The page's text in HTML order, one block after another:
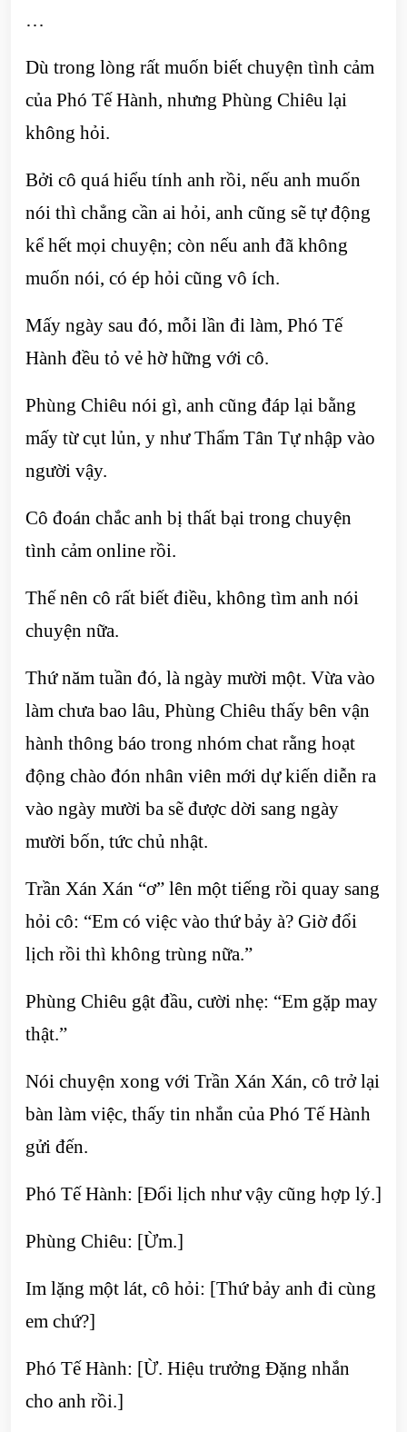
…
Dù trong lòng rất muốn biết chuyện tình cảm
của Phó Tế Hành, nhưng Phùng Chiêu lại
không hỏi.
Bởi cô quá hiểu tính anh rồi, nếu anh muốn
nói thì chẳng cần ai hỏi, anh cũng sẽ tự động
kể hết mọi chuyện; còn nếu anh đã không
muốn nói, có ép hỏi cũng vô ích.
Mấy ngày sau đó, mỗi lần đi làm, Phó Tế
Hành đều tỏ vẻ hờ hững với cô.
Phùng Chiêu nói gì, anh cũng đáp lại bằng
mấy từ cụt lủn, y như Thẩm Tân Tự nhập vào
người vậy.
Cô đoán chắc anh bị thất bại trong chuyện
tình cảm online rồi.
Thế nên cô rất biết điều, không tìm anh nói
chuyện nữa.
Thứ năm tuần đó, là ngày mười một. Vừa vào
làm chưa bao lâu, Phùng Chiêu thấy bên vận
hành thông báo trong nhóm chat rằng hoạt
động chào đón nhân viên mới dự kiến diễn ra
vào ngày mười ba sẽ được dời sang ngày
mười bốn, tức chủ nhật.
Trần Xán Xán “ơ” lên một tiếng rồi quay sang
hỏi cô: “Em có việc vào thứ bảy à? Giờ đổi
lịch rồi thì không trùng nữa.”
Phùng Chiêu gật đầu, cười nhẹ: “Em gặp may
thật.”
Nói chuyện xong với Trần Xán Xán, cô trở lại
bàn làm việc, thấy tin nhắn của Phó Tế Hành
gửi đến.
Phó Tế Hành: [Đổi lịch như vậy cũng hợp lý.]
Phùng Chiêu: [Ừm.]
Im lặng một lát, cô hỏi: [Thứ bảy anh đi cùng
em chứ?]
Phó Tế Hành: [Ừ. Hiệu trưởng Đặng nhắn
cho anh rồi.]